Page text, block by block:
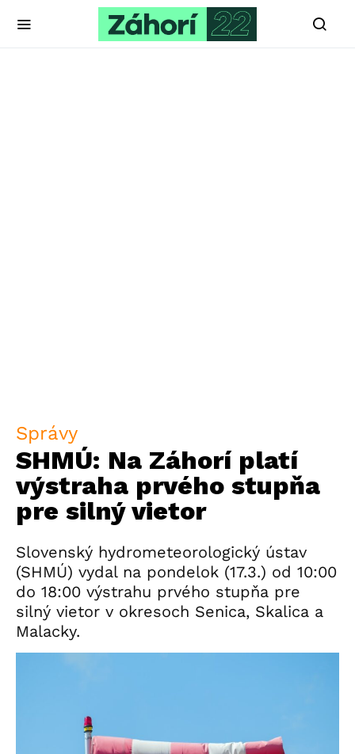
Správy
SHMÚ: Na Záhorí platí
výstraha prvého stupňa
pre silný vietor
Slovenský hydrometeorologický ústav
(SHMÚ) vydal na pondelok (17.3.) od 10:00
do 18:00 výstrahu prvého stupňa pre
silný vietor v okresoch Senica, Skalica a
Malacky.